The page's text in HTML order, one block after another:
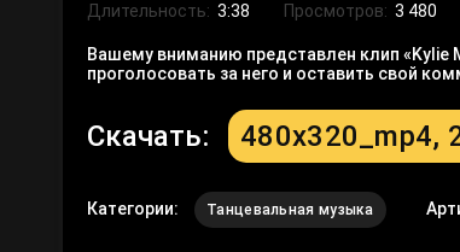
Длительность: 3:38 Просмотров: 3 480
Вашему вниманию представлен клип «Kylie
проголосовать за него и оставить свой
Скачать: 480x320_mp4,
Категории: Танцевальная музыка